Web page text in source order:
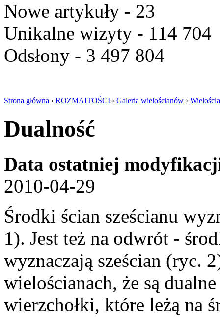
Nowe artykuły - 23
Unikalne wizyty - 114 704
Odsłony - 3 497 804
Strona główna › ROZMAITOŚCI › Galeria wielościanów ›
Dualność
Data ostatniej
2010-04-29
Środki ścian sześcianu
1). Jest też na odwrót -
wyznaczają sześcian (ryc.
wielościanach, że są
wierzchołki, które leżą na